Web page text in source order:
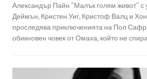
Александър Пайн "Малък голям живот" с
Деймън, Кристен Уиг, Кристоф Валц и
проследява приключенията на Пол
обикновен човек от Омаха, който не